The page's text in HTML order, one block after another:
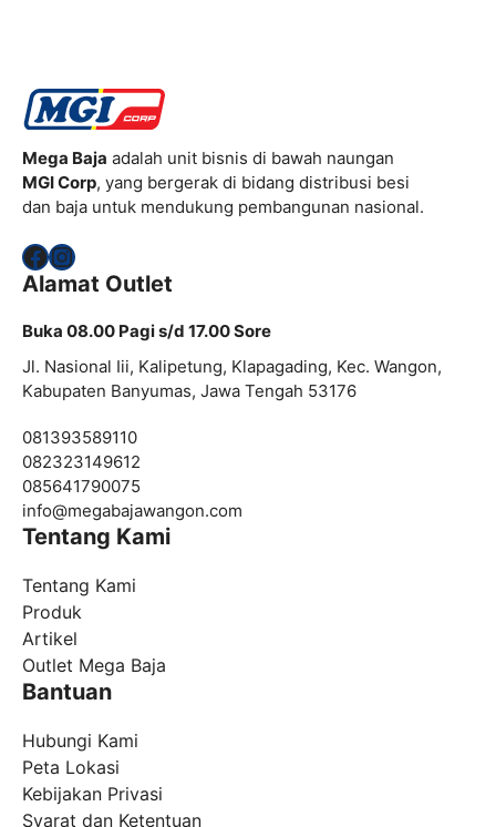
Mega Baja adalah unit bisnis di bawah naungan
MGI Corp, yang bergerak di bidang distribusi besi
dan baja untuk mendukung pembangunan nasional.
Facebook
Instagram
Alamat Outlet
Buka 08.00 Pagi s/d 17.00 Sore
Jl. Nasional Iii, Kalipetung, Klapagading, Kec. Wangon,
Kabupaten Banyumas, Jawa Tengah 53176
081393589110
082323149612
085641790075
info@megabajawangon.com
Tentang Kami
Tentang Kami
Produk
Artikel
Outlet Mega Baja
Bantuan
Hubungi Kami
Peta Lokasi
Kebijakan Privasi
Syarat dan Ketentuan